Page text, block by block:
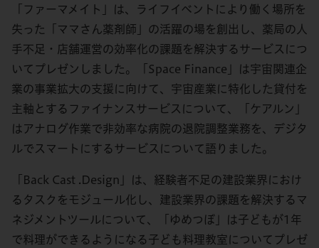
「ファーマメイト」は、ライフイベントにより働く場所を
失った「ママさん薬剤師」の活躍の場を創出し、薬局の人
手不足・店舗運営の効率化の課題を解決するサービスにつ
いてプレゼンしました。「Space Finance」は宇宙関連企
業の事業拡大の支援に向けて、宇宙産業に特化した貸付を
主軸とするファイナンスサービスについて、「ケアルン」
はアナログ作業で非効率な病院の退院調整業務を、デジタ
ルでスマートにするサービスについて語りました。
「Back Cast .Design」は、経験者不足の建設業界におけ
るタスクをモジュール化し、建設業界の課題を解決するマ
ネジメントツールについて、「ゆめつぼ」は子どもが1年
で料理ができるようになる子ども料理教室についてプレゼ